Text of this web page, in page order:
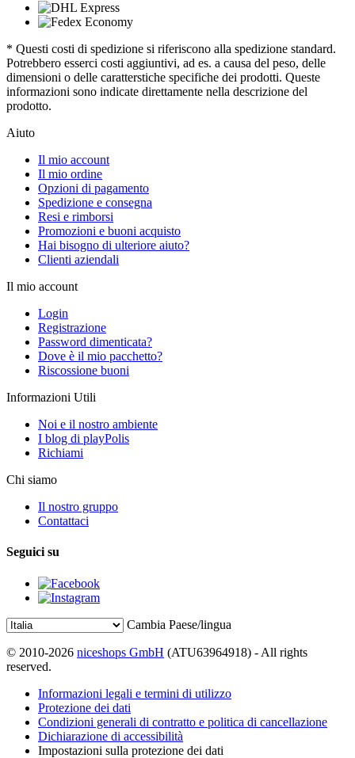
* Questi costi di spedizione si riferiscono alla spedizione standard.
Potrebbero esserci costi aggiuntivi, ad es. a causa del peso, delle
dimensioni o delle caratterstiche specifiche dei prodotti. Queste
informazioni sono indicate direttamente nella descrizione del
prodotto.
Aiuto
Il mio account
Il mio ordine
Opzioni di pagamento
Spedizione e consegna
Resi e rimborsi
Promozioni e buoni acquisto
Hai bisogno di ulteriore aiuto?
Clienti aziendali
Il mio account
Login
Registrazione
Password dimenticata?
Dove è il mio pacchetto?
Riscossione buoni
Informazioni Utili
Noi e il nostro ambiente
I blog di playPolis
Richiami
Chi siamo
Il nostro gruppo
Contattaci
Seguici su
Cambia Paese/lingua
© 2010-2026 niceshops GmbH (ATU63964918) - All rights
reserved.
Informazioni legali e termini di utilizzo
Protezione dei dati
Condizioni generali di contratto e politica di cancellazione
Dichiarazione di accessibilità
Impostazioni sulla protezione dei dati